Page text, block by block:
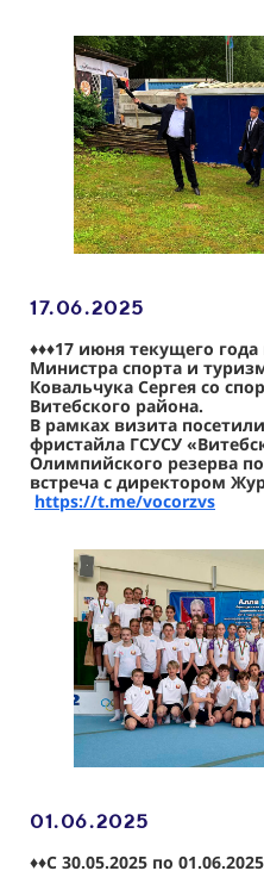
17.06.2025
♦️♦️♦️17 июня текущего
Министра спорта и
Ковальчука Сергея со
Витебского района.
В рамках визита
фристайла ГСУСУ
Олимпийского резерва
встреча с директором
https://t.me/vocorzvs
01.06.2025
♦️♦️С 30.05.2025 по